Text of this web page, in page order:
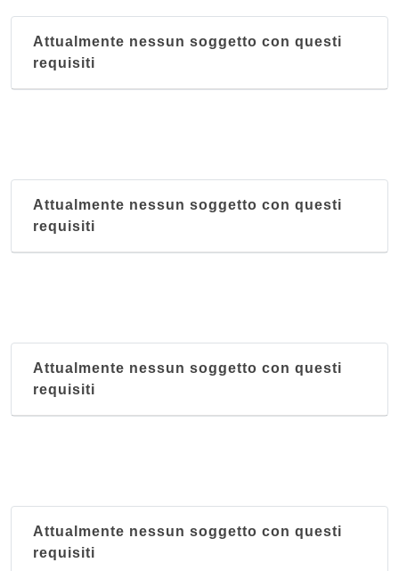
Attualmente nessun soggetto con questi
requisiti
Attualmente nessun soggetto con questi
requisiti
Attualmente nessun soggetto con questi
requisiti
Attualmente nessun soggetto con questi
requisiti